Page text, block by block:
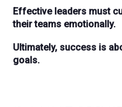
Effective leaders must
their teams emotionally.
Ultimately, success is
goals.